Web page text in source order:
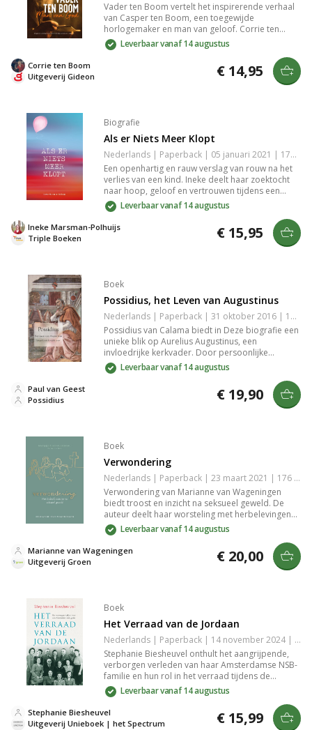
Vader ten Boom vertelt het inspirerende verhaal
van Casper ten Boom, een toegewijde
horlogemaker en man van geloof. Corrie ten
Boom deelt herinneringen aan zijn liefde,
medeleven en moed tijdens de Holocaust, toen
hij zijn huis opende voor Joden in nood. Laat je
raken door zijn onwankelbare geloof en
Leverbaar vanaf 14 augustus
Uitgeverij Gideon
Corrie ten Boom € 14,95
Biografie
Als er Niets Meer Klopt
Nederlands | Paperback | 05 januari 2021 | 176 pagina's | 9789083027890
Een openhartig en rauw verslag van rouw na het
verlies van een kind. Ineke deelt haar zoektocht
naar hoop, geloof en vertrouwen tijdens een
eenzaam rouwproces. Herkenbaar en troostrijk
voor wie te maken krijgt met verlies en
levensvragen.
Leverbaar vanaf 14 augustus
Triple Boeken
Ineke Marsman-Polhuijs € 15,95
Boek
Possidius, het Leven van Augustinus
Nederlands | Paperback | 31 oktober 2016 | 192 pagina's | 9789463400220
Possidius van Calama biedt in Deze biografie een
unieke blik op Aurelius Augustinus, een
invloedrijke kerkvader. Door persoonlijke
getuigenissen en gedetailleerde beschrijvingen
van zijn leven schetst hij een levendig beeld van
Augustinus als man van hoge idealen. De nieuwe
vertaling bevat een waardevolle appendix met
een lijst van zijn werken, perfect voor studenten,
Leverbaar vanaf 14 augustus
Possidius
Paul van Geest € 19,90
Boek
Verwondering
Nederlands | Paperback | 23 maart 2021 | 176 pagina's | 9789088972713
Verwondering van Marianne van Wageningen
biedt troost en inzicht na seksueel geweld. De
auteur deelt haar worsteling met herbelevingen
en vragen aan God, terwijl ze rust vindt in Bijbelse
troost. Dit kwetsbare boek is een baken van hoop
en begrip en geeft inzicht in de kracht van geloof
na trauma.
Leverbaar vanaf 14 augustus
Uitgeverij Groen
Marianne van Wageningen € 20,00
Boek
Het Verraad van de Jordaan
Nederlands | Paperback | 14 november 2024 | 272 pagina's | 9789000386369
Stephanie Biesheuvel onthult het aangrijpende,
verborgen verleden van haar Amsterdamse NSB-
familie en hun rol in het verraad tijdens de
Tweede Wereldoorlog. Een zoektocht door
archieven en familiegeheimen brengt een
schokkende waarheid aan het licht.
Leverbaar vanaf 14 augustus
Uitgeverij Unieboek | het Spectrum
Stephanie Biesheuvel € 15,99